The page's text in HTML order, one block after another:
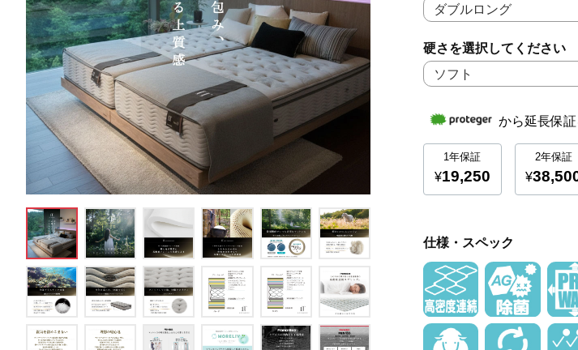
硬さを選択してください
仕様・スペック